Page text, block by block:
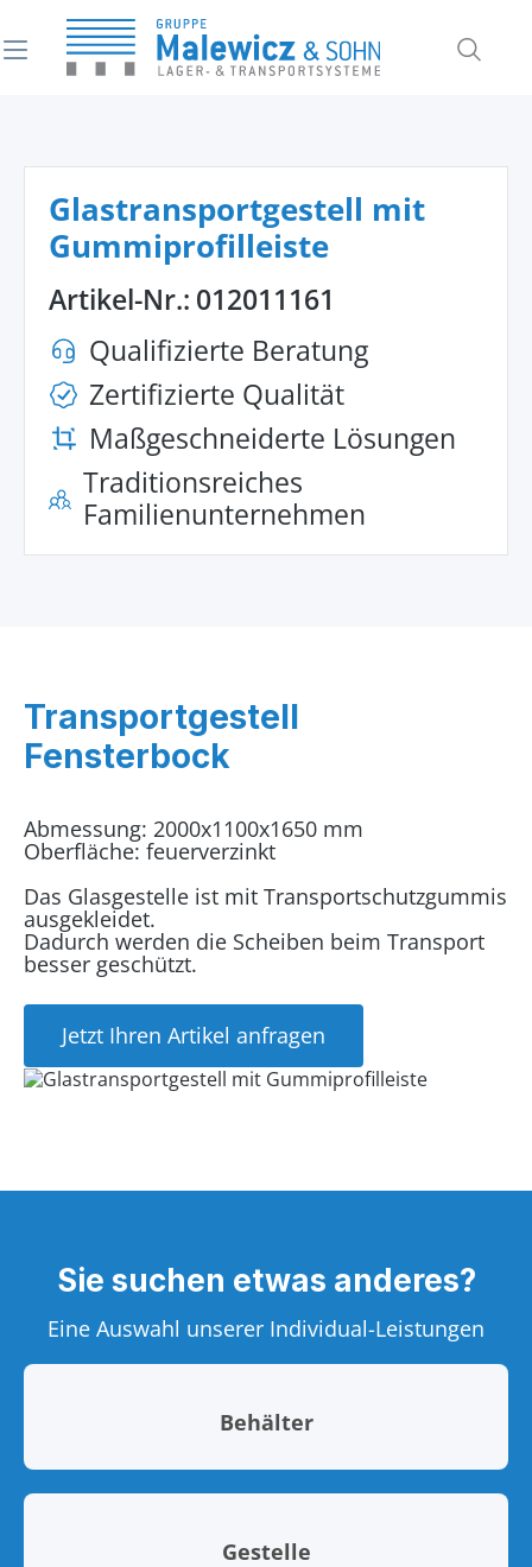
springen
Glastransportgestell mit
Gummiprofilleiste
Artikel-Nr.: 012011161
Qualifizierte Beratung
Zertifizierte Qualität
Maßgeschneiderte Lösungen
Traditionsreiches
Familienunternehmen
Transportgestell
Fensterbock
Abmessung: 2000x1100x1650 mm
Oberfläche: feuerverzinkt
Das Glasgestelle ist mit Transportschutzgummis
ausgekleidet.
Dadurch werden die Scheiben beim Transport
besser geschützt.
Jetzt Ihren Artikel anfragen
Sie suchen etwas anderes?
Eine Auswahl unserer Individual-Leistungen
Behälter
Gestelle